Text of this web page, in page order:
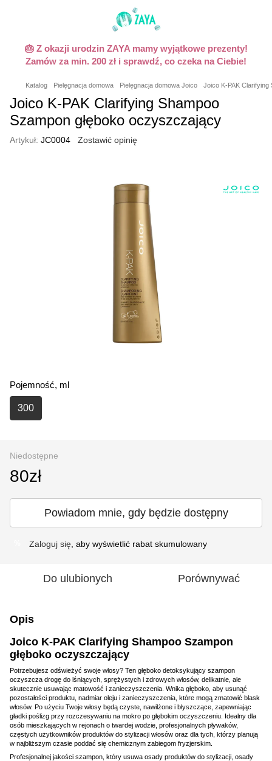
🎂 Z okazji urodzin ZAYA mamy wyjątkowe prezenty!
Zamów za min. 200 zł i sprawdź, co czeka na Ciebie!
Katalog Pielęgnacja domowa Pielęgnacja domowa Joico Joico K-PAK Clarifying
Joico K-PAK Clarifying Shampoo
Szampon głęboko oczyszczający
Artykuł: JC0004 Zostawić opinię
Pojemność, ml
300
Niedostępne
80zł
Powiadom mnie, gdy będzie dostępny
Zaloguj się , aby wyświetlić rabat skumulowany
Do ulubionych Porównywać
Opis
Joico K-PAK Clarifying Shampoo Szampon
głęboko oczyszczający
Potrzebujesz odświeżyć swoje włosy? Ten głęboko detoksykujący szampon
oczyszcza drogę do lśniących, sprężystych i zdrowych włosów, delikatnie, ale
skutecznie usuwając matowość i zanieczyszczenia. Wnika głęboko, aby usunąć
pozostałości produktu, nadmiar oleju i zanieczyszczenia, które mogą zmatowić blask
włosów. Po użyciu Twoje włosy będą czyste, nawilżone i błyszczące, zapewniając
gładki poślizg przy rozczesywaniu na mokro po głębokim oczyszczeniu. Idealny dla
osób mieszkających w rejonach o twardej wodzie, profesjonalnych pływaków,
częstych użytkowników produktów do stylizacji włosów oraz dla tych, którzy planują
w najbliższym czasie poddać się chemicznym zabiegom fryzjerskim.
Profesjonalnej jakości szampon, który usuwa osady produktów do stylizacji, osady